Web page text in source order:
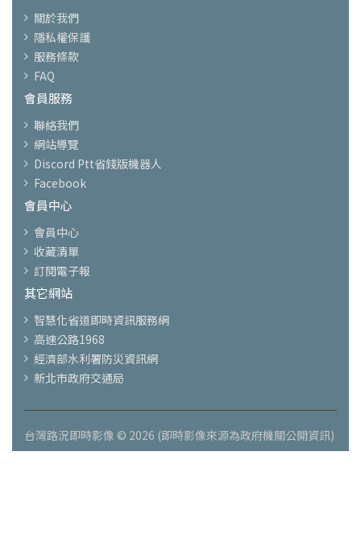
關於我們
隱私權保護
服務條款
FAQ
會員服務
聯絡我們
網站導覽
Discord Ptt省錢版機器人
Facebook
會員中心
會員中心
收藏清單
訂閱電子報
其它網站
智慧化省道即時資訊服務網
高速公路1968
經濟部水利署防災資訊網
新北市政府交通局
台灣路況即時影像 © 2026 (即時影像來源為政府機關公開資訊)